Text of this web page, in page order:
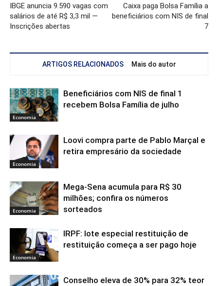
IBGE anuncia 9.590 vagas com
salários de até R$ 3,3 mil —
Inscrições abertas
Caixa paga Bolsa Família a
beneficiários com NIS de final
7
ARTIGOS RELACIONADOS Mais do autor
Economia
Beneficiários com NIS de final 1
recebem Bolsa Família de julho
Economia
Loovi compra parte de Pablo Marçal e
retira empresário da sociedade
Economia
Mega-Sena acumula para R$ 30
milhões; confira os números
sorteados
Economia
IRPF: lote especial restituição de
restituição começa a ser pago hoje
Conselho eleva de 30% para 32% teor